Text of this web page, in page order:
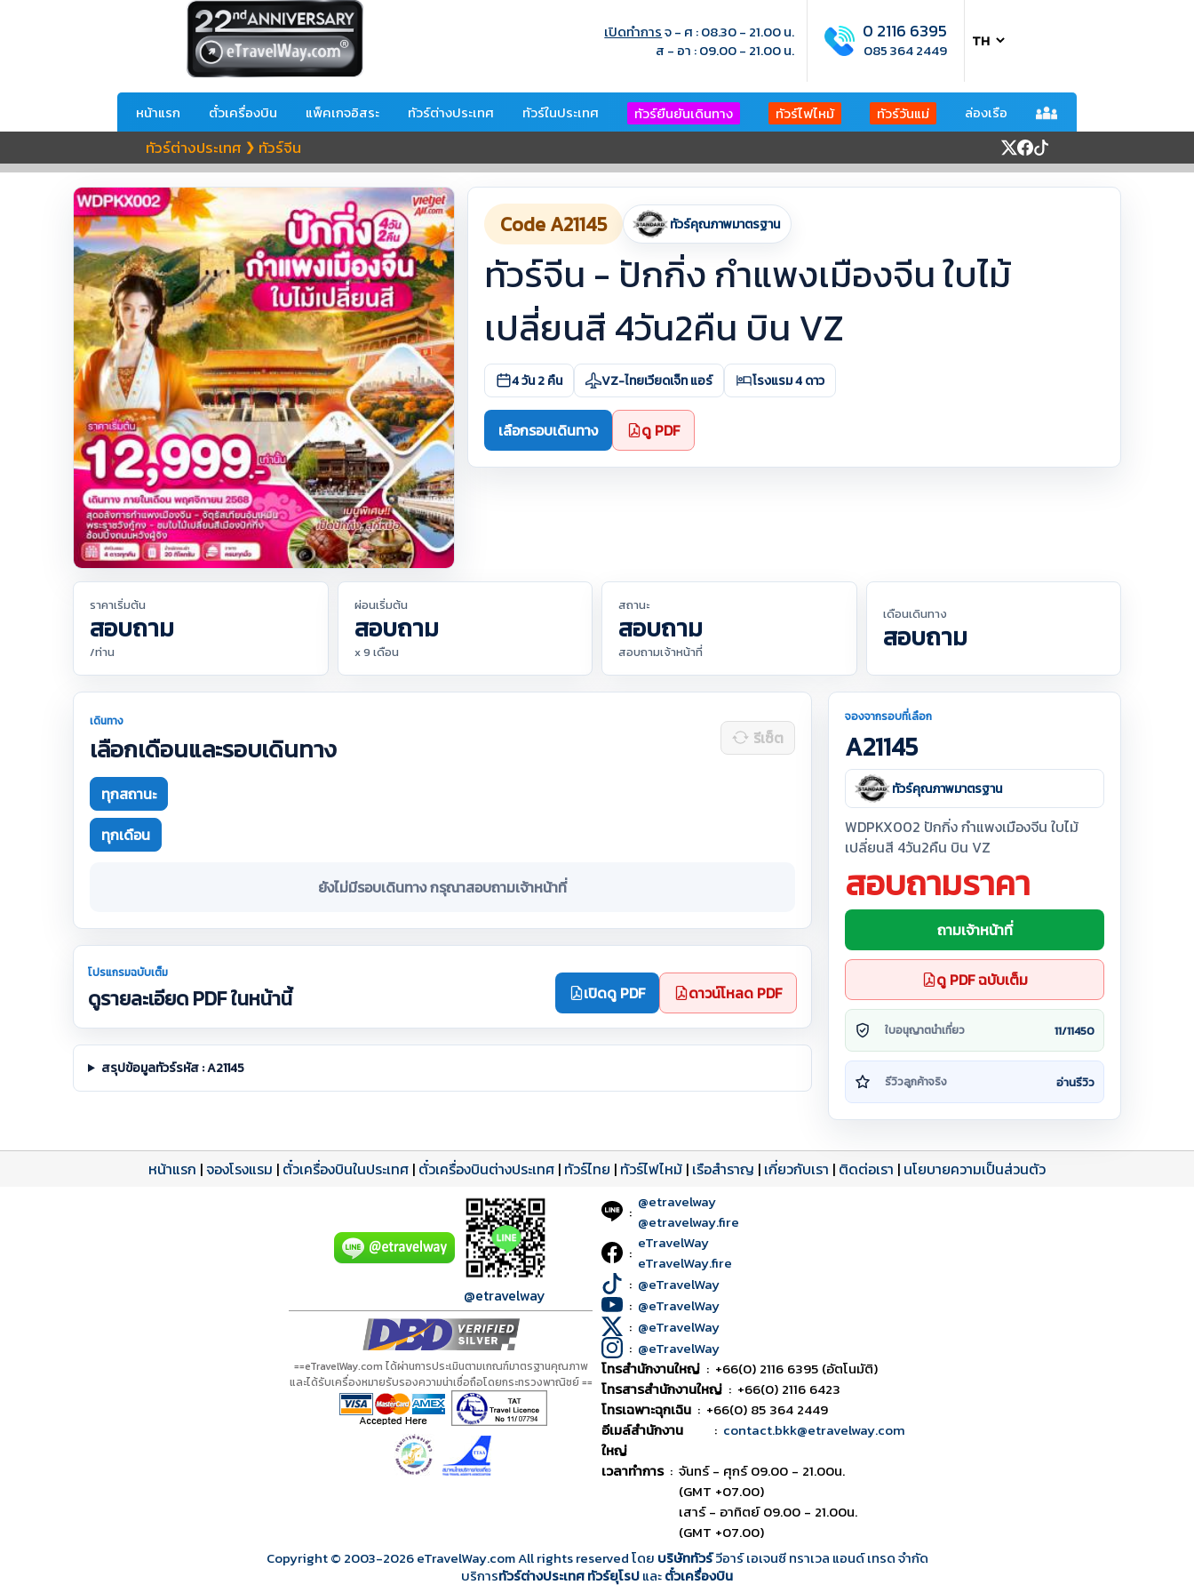
เปิดทำการจ - ศ : 08.30 - 21.00 น.
ส - อา : 09.00 - 21.00 น.
0 2116 6395
085 364 2449
หน้าแรก ตั๋วเครื่องบิน แพ็คเกจอิสระ ทัวร์ต่างประเทศ ทัวร์ในประเทศ ทัวร์ยืนยันเดินทาง ทัวร์ไฟไหม้ ทัวร์วันแม่ ล่องเรือ
ทัวร์ต่างประเทศ ❯ ทัวร์จีน
Code A21145 ทัวร์คุณภาพมาตรฐาน
ทัวร์จีน - ปักกิ่ง กำแพงเมืองจีน ใบไม้
เปลี่ยนสี 4วัน2คืน บิน VZ
4 วัน 2 คืน VZ-ไทยเวียดเจ็ท แอร์ โรงแรม 4 ดาว
เลือกรอบเดินทาง ดู PDF
ราคาเริ่มต้น
สอบถาม
/ท่าน
ผ่อนเริ่มต้น
สอบถาม
x 9 เดือน
สถานะ
สอบถาม
สอบถามเจ้าหน้าที่
เดือนเดินทาง
สอบถาม
เดินทาง
เลือกเดือนและรอบเดินทาง รีเซ็ต
ทุกสถานะ
ทุกเดือน
ยังไม่มีรอบเดินทาง กรุณาสอบถามเจ้าหน้าที่
โปรแกรมฉบับเต็ม
ดูรายละเอียด PDF ในหน้านี้ เปิดดู PDF ดาวน์โหลด PDF
สรุปข้อมูลทัวร์รหัส : A21145
จองจากรอบที่เลือก
A21145
ทัวร์คุณภาพมาตรฐาน
WDPKX002 ปักกิ่ง กำแพงเมืองจีน ใบไม้
เปลี่ยนสี 4วัน2คืน บิน VZ
สอบถามราคา
ถามเจ้าหน้าที่
ดู PDF ฉบับเต็ม
ใบอนุญาตนำเที่ยว 11/11450
รีวิวลูกค้าจริง อ่านรีวิว
หน้าแรก |จองโรงแรม | ตั๋วเครื่องบินในประเทศ | ตั๋วเครื่องบินต่างประเทศ | ทัวร์ไทย | ทัวร์ไฟไหม้ | เรือสำราญ | เกี่ยวกับเรา | ติดต่อเรา | นโยบายความเป็นส่วนตัว
@etravelway
==eTravelWay.com ได้ผ่านการประเมินตามเกณฑ์มาตรฐานคุณภาพ
และได้รับเครื่องหมายรับรองความน่าเชื่อถือโดยกระทรวงพาณิชย์ ==
: @etravelway
@etravelway.fire
: eTravelWay
eTravelWay.fire
: @eTravelWay
: @eTravelWay
: @eTravelWay
: @eTravelWay
โทรสำนักงานใหญ่ : +66(0) 2116 6395 (อัตโนมัติ)
โทรสารสำนักงานใหญ่ : +66(0) 2116 6423
โทรเฉพาะฉุกเฉิน : +66(0) 85 364 2449
อีเมล์สำนักงาน
ใหญ่
: contact.bkk@etravelway.com
เวลาทำการ : จันทร์ - ศุกร์ 09.00 - 21.00น.
(GMT +07.00)
เสาร์ - อาทิตย์ 09.00 - 21.00น.
(GMT +07.00)
Copyright © 2003-2026eTravelWay.com All rights reserved โดย บริษัททัวร์วีอาร์ เอเจนซี ทราเวล แอนด์ เทรด จำกัด
บริการทัวร์ต่างประเทศทัวร์ยุโรปและตั๋วเครื่องบิน